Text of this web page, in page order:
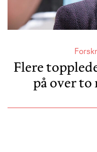
Flere
på over